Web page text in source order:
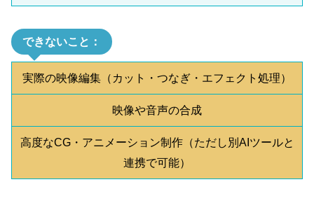
できないこと：
実際の映像編集（カット・つなぎ・エフェクト処理）
映像や音声の合成
高度なCG・アニメーション制作（ただし別AIツールと
連携で可能）